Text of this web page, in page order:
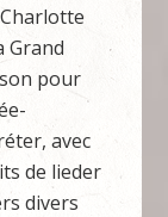
Grand
pour
avec
de lieder
divers